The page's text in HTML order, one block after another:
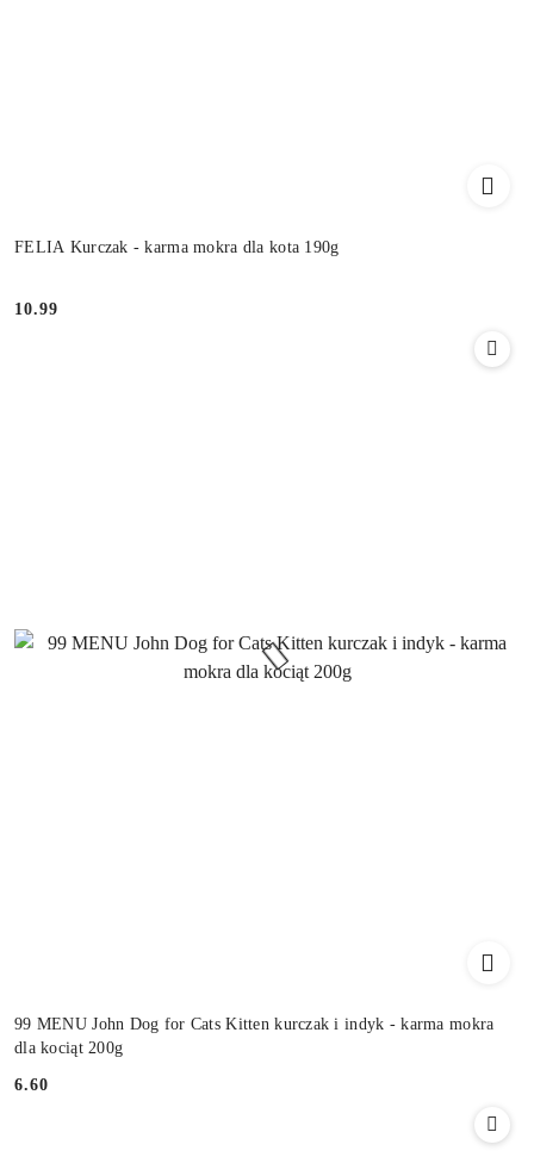
FELIA Kurczak - karma mokra dla kota 190g
Cena:
10.99
99 MENU John Dog for Cats Kitten kurczak i indyk - karma mokra
dla kociąt 200g
Cena:
6.60